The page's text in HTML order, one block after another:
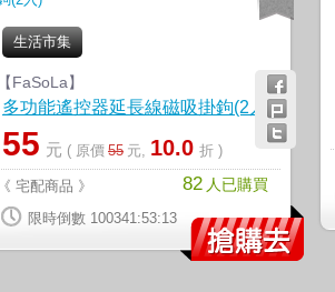
生活市集
82 人已購買
【FaSoLa】
多功能遙控器延長線磁吸掛鉤(2入)
55 元 ( 原價 55 元, 10.0 折 )
《 宅配商品 》
限時倒數 100341:53:12